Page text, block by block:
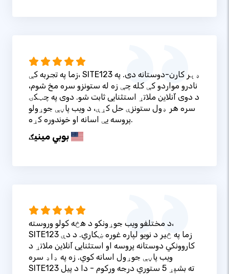
زما په تجربه کې، SITE123 ډېر کارن-دوستانه دی. په
نادرو مواردو کې کله چې زه له ستونزو سره مخ شوم،
د دوی آنلاین ملاتړ استثنایی ثابت شو. دوی په چټکۍ
سره هر ډول ستونزې حل کړې، د ویب پاڼې جوړولو
پروسه یې اسانه او خوندوره کړه.
بوبي مینیګ
د مختلفو ویب جوړونکو د هڅه کولو وروسته،
SITE123 زما په څیر د نویو لپاره غوره ښکاري. د دې
کاروونکي دوستانه پروسه او استثنایی آنلاین ملاتړ د
ویب پاڼې جوړول اسانه کوي. زه په ډاډ سره
SITE123 ته بشپړ 5 ستوري درجه ورکوم - دا د پیل